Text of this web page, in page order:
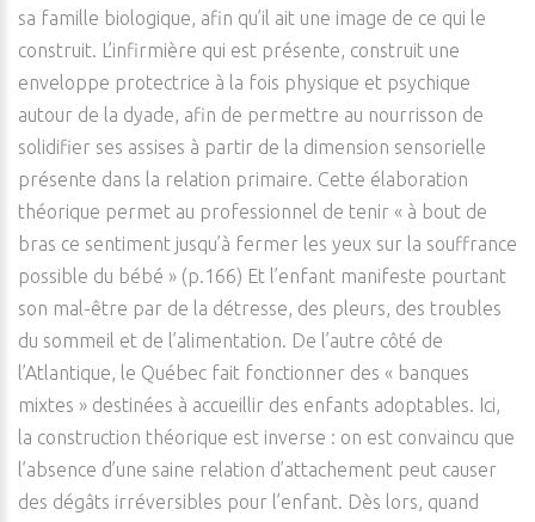
sa famille biologique, afin qu’il ait une image de ce qui le
construit. L’infirmière qui est présente, construit une
enveloppe protectrice à la fois physique et psychique
autour de la dyade, afin de permettre au nourrisson de
solidifier ses assises à partir de la dimension sensorielle
présente dans la relation primaire. Cette élaboration
théorique permet au professionnel de tenir « à bout de
bras ce sentiment jusqu’à fermer les yeux sur la souffrance
possible du bébé » (p.166) Et l’enfant manifeste pourtant
son mal-être par de la détresse, des pleurs, des troubles
du sommeil et de l’alimentation. De l’autre côté de
l’Atlantique, le Québec fait fonctionner des « banques
mixtes » destinées à accueillir des enfants adoptables. Ici,
la construction théorique est inverse : on est convaincu que
l’absence d’une saine relation d’attachement peut causer
des dégâts irréversibles pour l’enfant. Dès lors, quand